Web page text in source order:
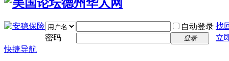
自动登录 找
密码
登录
立
快捷导航